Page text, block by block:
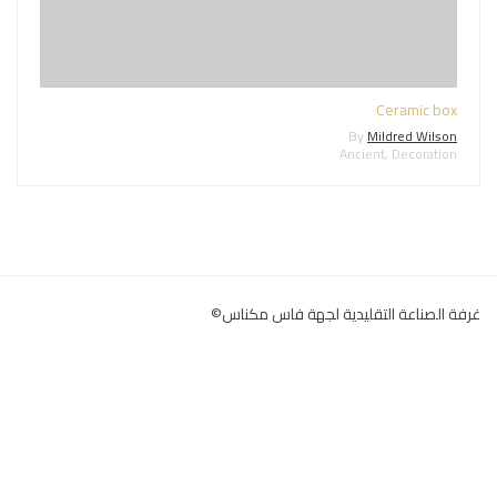
Ceramic box
ByMildred Wilson
Ancient, Decoration
غرفة الصناعة التقليدية لجهة فاس مكناس©